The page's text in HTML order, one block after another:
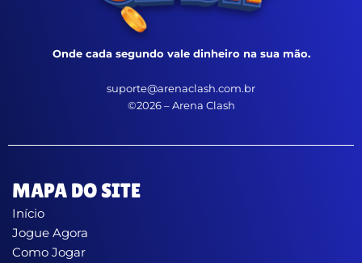
Onde cada segundo vale dinheiro na sua mão.
suporte@arenaclash.com.br
©2026 – Arena Clash
MAPA DO SITE
Início
Jogue Agora
Como Jogar